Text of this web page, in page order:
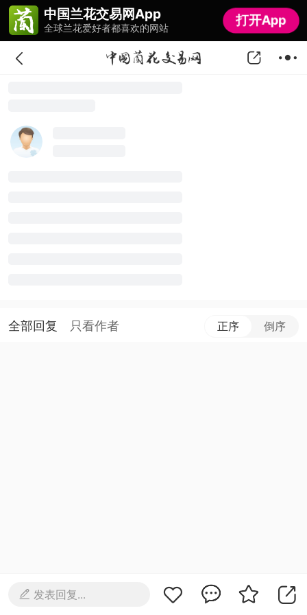
中国兰花交易网App
全球兰花爱好者都喜欢的网站 打开App
中国兰花交易网App
全球兰花爱好者都喜欢的网站 打开App
全部回复 只看作者 正序 倒序
发表回复...